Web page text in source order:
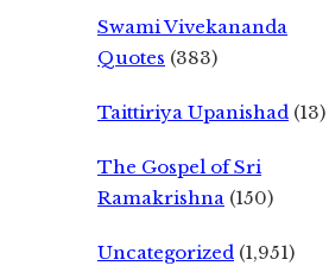
Swami Vivekananda
Quotes (383)
Taittiriya Upanishad (13)
The Gospel of Sri
Ramakrishna (150)
Uncategorized (1,951)